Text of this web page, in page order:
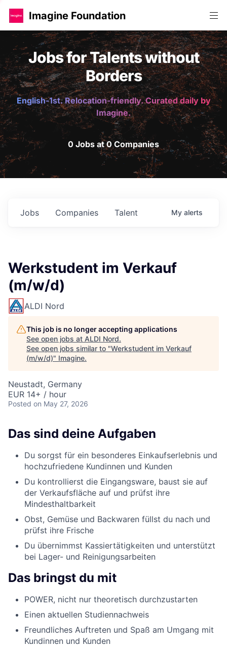
Imagine Foundation
Jobs for Talents without
Borders
English-1st. Relocation-friendly. Curated daily by
Imagine.
0 Jobs at 0 Companies
Jobs Companies Talent My alerts
Werkstudent im Verkauf
(m/w/d)
ALDI Nord
This job is no longer accepting applications
See open jobs at ALDI Nord.
See open jobs similar to "Werkstudent im Verkauf
(m/w/d)" Imagine.
Neustadt, Germany
EUR 14+ / hour
Posted on May 27, 2026
Das sind deine Aufgaben
Du sorgst für ein besonderes Einkaufserlebnis und
hochzufriedene Kundinnen und Kunden
Du kontrollierst die Eingangsware, baust sie auf
der Verkaufsfläche auf und prüfst ihre
Mindesthaltbarkeit
Obst, Gemüse und Backwaren füllst du nach und
prüfst ihre Frische
Du übernimmst Kassiertätigkeiten und unterstützt
bei Lager- und Reinigungsarbeiten
Das bringst du mit
POWER, nicht nur theoretisch durchzustarten
Einen aktuellen Studiennachweis
Freundliches Auftreten und Spaß am Umgang mit
Kundinnen und Kunden